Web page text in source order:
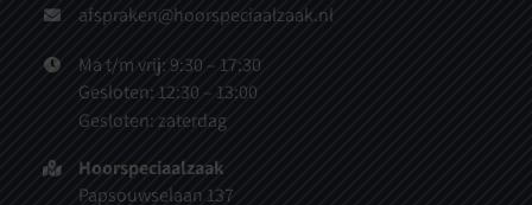
afspraken@hoorspeciaalzaak.nl
Ma t/m vrij: 9:30 – 17:30
Gesloten: 12:30 – 13:00
Gesloten: zaterdag
Hoorspeciaalzaak
Papsouwselaan 137